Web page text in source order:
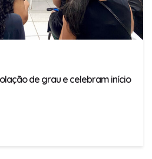
de grau e celebram início